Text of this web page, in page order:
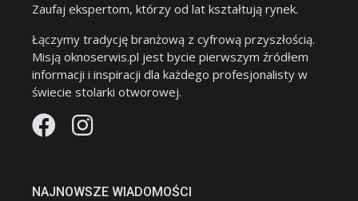
Zaufaj ekspertom, którzy od lat kształtują rynek.
Łączymy tradycję branżową z cyfrową przyszłością.
Misją oknoserwis.pl jest bycie pierwszym źródłem
informacji i inspiracji dla każdego profesjonalisty w
świecie stolarki otworowej.
NAJNOWSZE WIADOMOŚCI